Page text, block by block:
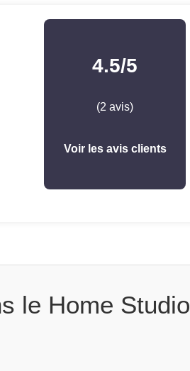
4.5/5
(2 avis)
Voir les avis clients
le Home Studio